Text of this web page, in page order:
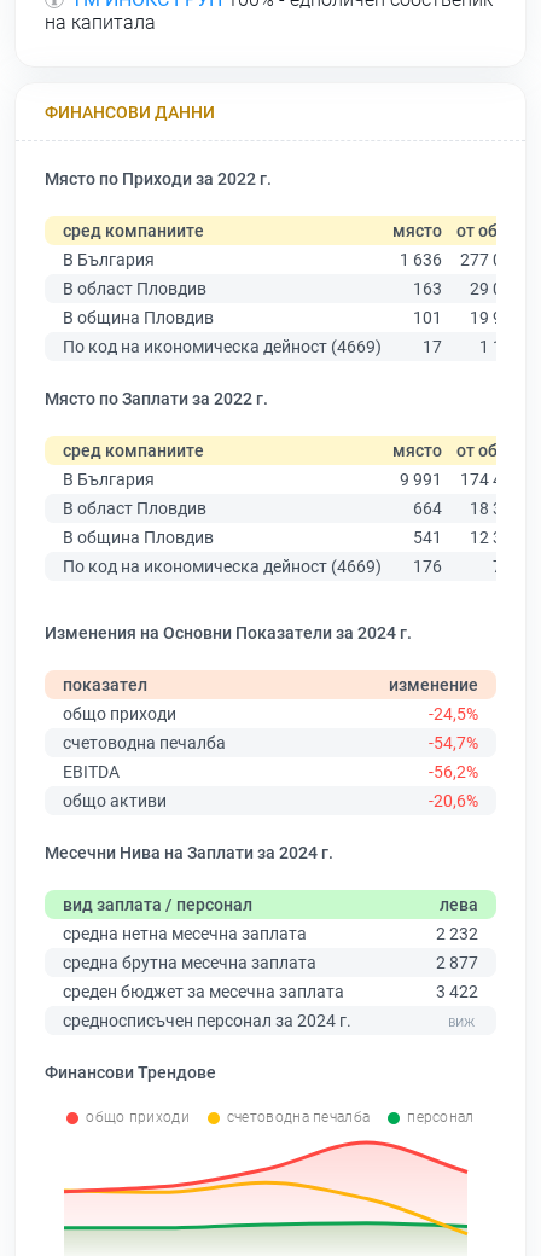
на капитала
ФИНАНСОВИ ДАННИ
Място по Приходи за 2022 г.
сред компаниите място от общо
В България
1 636
277 019
В област Пловдив
163
29 067
В община Пловдив
101
19 939
По код на икономическа дейност (4669)
17 1 133
Място по Заплати за 2022 г.
сред компаниите място от общо
В България
9 991
174 403
В област Пловдив
664
18 305
В община Пловдив
541
12 387
По код на икономическа дейност (4669)
176 784
Изменения на Основни Показатели за 2024 г.
показател
изменение
общо приходи
-24,5%
счетоводна печалба
-54,7%
EBITDA
-56,2%
общо активи
-20,6%
Месечни Нива на Заплати за 2024 г.
вид заплата / персонал
лева
средна нетна месечна заплата
2 232
средна брутна месечна заплата
2 877
среден бюджет за месечна заплата
3 422
средносписъчен персонал за 2024 г.
Финансови Трендове
общо приходи счетоводна печалба персонал